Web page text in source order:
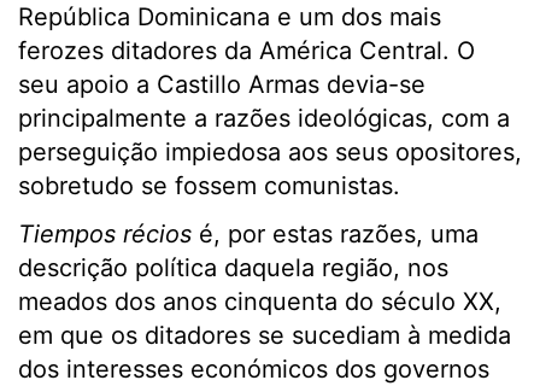
República Dominicana e um dos mais
ferozes ditadores da América Central. O
seu apoio a Castillo Armas devia-se
principalmente a razões ideológicas, com a
perseguição impiedosa aos seus opositores,
sobretudo se fossem comunistas.
Tiempos récios é, por estas razões, uma
descrição política daquela região, nos
meados dos anos cinquenta do século XX,
em que os ditadores se sucediam à medida
dos interesses económicos dos governos